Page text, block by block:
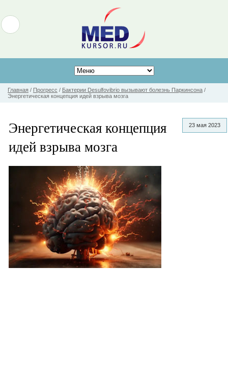
Главная / Прогресс / Бактерии Desulfovibrio вызывают болезнь Паркинсона /
Энергетическая концепция идей взрыва мозга
23 мая 2023
Энергетическая концепция
идей взрыва мозга